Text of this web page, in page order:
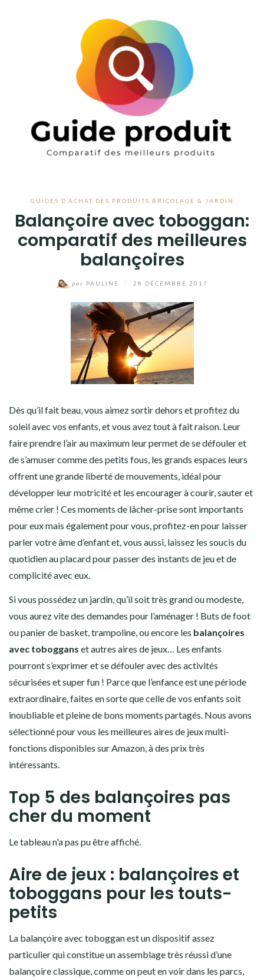
GUIDES D’ACHAT DES PRODUITS BRICOLAGE & JARDIN
Balançoire avec toboggan:
comparatif des meilleures
balançoires
par PAULINE 28 DÉCEMBRE 2017
Dès qu’il fait beau, vous aimez sortir dehors et profitez du
soleil avec vos enfants, et vous avez tout à fait raison. Leur
faire prendre l’air au maximum leur permet de se défouler et
de s’amuser comme des petits fous, les grands espaces leurs
offrent une grande liberté de mouvements, idéal pour
développer leur motricité et les encourager à courir, sauter et
même crier ! Ces moments de lâcher-prise sont importants
pour eux mais également pour vous, profitez-en pour laisser
parler votre âme d’enfant et, vous aussi, laissez les soucis du
quotidien au placard pour passer des instants de jeu et de
complicité avec eux.
Si vous possédez un jardin, qu’il soit très grand ou modeste,
vous aurez vite des demandes pour l’aménager ! Buts de foot
ou panier de basket, trampoline, ou encore les balançoires
avec toboggans et autres aires de jeux… Les enfants
pourront s’exprimer et se défouler avec des activités
sécurisées et super fun ! Parce que l’enfance est une période
extraordinaire, faites en sorte que celle de vos enfants soit
inoubliable et pleine de bons moments partagés. Nous avons
sélectionné pour vous les meilleures aires de jeux multi-
fonctions disponibles sur Amazon, à des prix très
intéressants.
Top 5 des balançoires pas
cher du moment
Le tableau n'a pas pu être affiché.
Aire de jeux : balançoires et
toboggans pour les touts-
petits
La balançoire avec toboggan est un dispositif assez
particulier qui constitue un assemblage très réussi d’une
balançoire classique, comme on peut en voir dans les parcs,
BUREAUTIQUE
HIGH TECH
JEUX & JOUETS
SPORT & LOISIRS
VOITURES & 2 ROUES
VOYAGE